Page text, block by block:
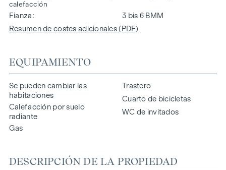
calefacción
Fianza
3 bis 6 BMM
Resumen de costes adicionales (PDF)
EQUIPAMIENTO
Se pueden cambiar las
habitaciones
Calefacción por suelo
radiante
Gas
Trastero
Cuarto de bicicletas
WC de invitados
DESCRIPCIÓN DE LA PROPIEDAD